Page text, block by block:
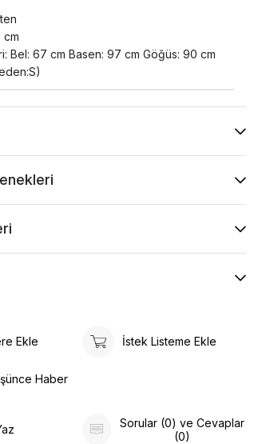
cm
Bel: 67 cm Basen: 97 cm Göğüs: 90 cm
Ekle İstek Listeme Ekle
Haber
Sorular (0) ve Cevaplar
(0)